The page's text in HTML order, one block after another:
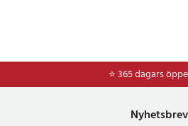
⭐ 365 dagars
⭐Frakt 49kr *
Nyhetsbrev